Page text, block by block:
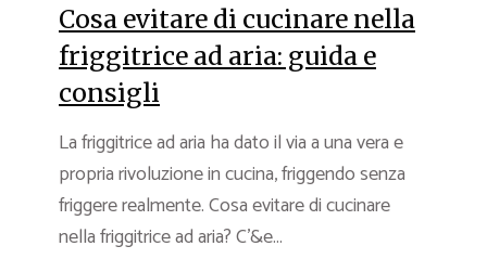
Cosa evitare di cucinare nella
friggitrice ad aria: guida e
consigli
La friggitrice ad aria ha dato il via a una vera e
propria rivoluzione in cucina, friggendo senza
friggere realmente. Cosa evitare di cucinare
nella friggitrice ad aria? C’&e...